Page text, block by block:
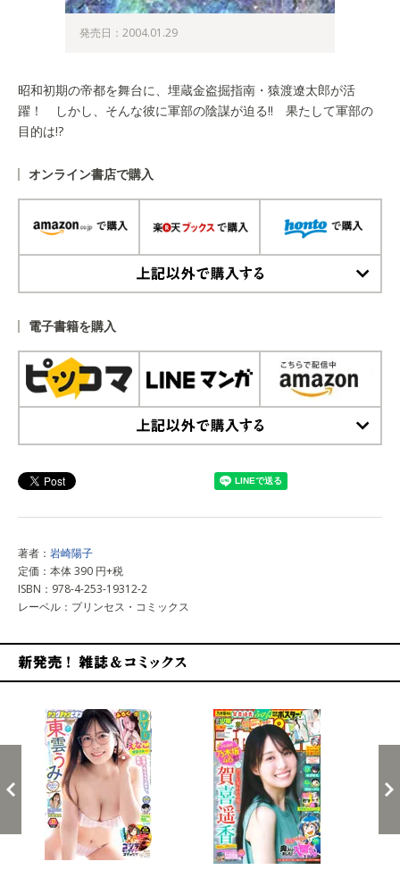
発売日：2004.01.29
昭和初期の帝都を舞台に、埋蔵金盗掘指南・猿渡遼太郎が活
躍！ しかし、そんな彼に軍部の陰謀が迫る!! 果たして軍部の
目的は!?
オンライン書店で購入
電子書籍を購入
著者： 岩崎陽子
定価：本体 390 円+税
ISBN：978-4-253-19312-2
レーベル：プリンセス・コミックス